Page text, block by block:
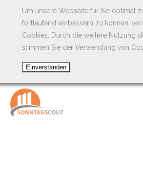
Um unsere Webseite für Sie optimal
fortlaufend verbessern zu können,
Cookies. Durch die weitere Nutzung
stimmen Sie der Verwendung von